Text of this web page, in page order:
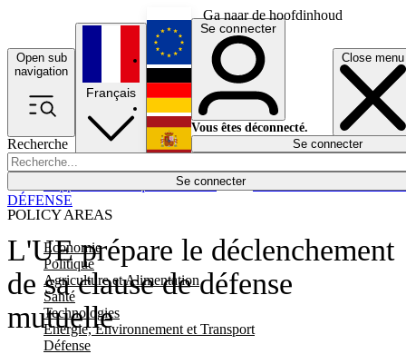
Ga naar de hoofdinhoud
Open sub
navigation
Close menu
Recherche
Se connecter
POLICY AREAS
Economie
Politique
Agriculture et Alimentation
Santé
Technologies
Energie, Environnement et Transport
Défense
Économie
Français
English
Deutsch
Español
Se connecter
Vous êtes déconnecté.
Se connecter
L'UE prépare le déclenchement
de sa clause de défense
mutuelle
DÉFENSE